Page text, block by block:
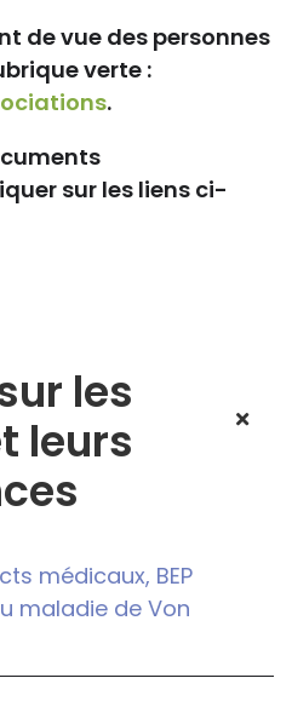
de vue des personnes
verte :
.
sur les liens ci-
les
leurs
médicaux, BEP
maladie de Von